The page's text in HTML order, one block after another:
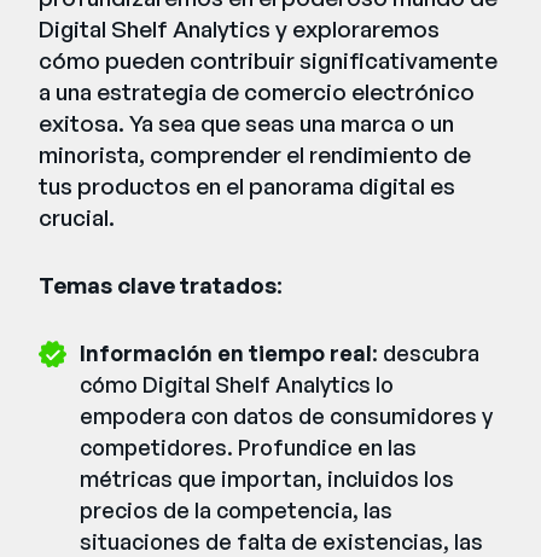
Digital Shelf Analytics y exploraremos
cómo pueden contribuir significativamente
a una estrategia de comercio electrónico
exitosa. Ya sea que seas una marca o un
minorista, comprender el rendimiento de
tus productos en el panorama digital es
crucial.
Temas clave tratados:
Información en tiempo real: descubra
cómo Digital Shelf Analytics lo
empodera con datos de consumidores y
competidores. Profundice en las
métricas que importan, incluidos los
precios de la competencia, las
situaciones de falta de existencias, las